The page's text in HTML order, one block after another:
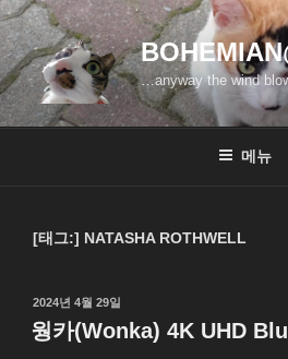
콘
텐
츠
로
바
…anyway the wind
메뉴
[태그:] NATASHA ROTHWELL
작
성
일
2024년 4월 29일
웡카(Wonka) 4K UHD